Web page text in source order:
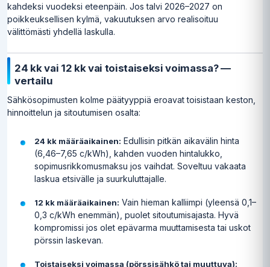
kahdeksi vuodeksi eteenpäin. Jos talvi 2026–2027 on
poikkeuksellisen kylmä, vakuutuksen arvo realisoituu
välittömästi yhdellä laskulla.
24 kk vai 12 kk vai toistaiseksi voimassa? —
vertailu
Sähkösopimusten kolme päätyyppiä eroavat toisistaan keston,
hinnoittelun ja sitoutumisen osalta:
24 kk määräaikainen: Edullisin pitkän aikavälin hinta
(6,46–7,65 c/kWh), kahden vuoden hintalukko,
sopimusrikkomusmaksu jos vaihdat. Soveltuu vakaata
laskua etsivälle ja suurkuluttajalle.
12 kk määräaikainen: Vain hieman kalliimpi (yleensä 0,1–
0,3 c/kWh enemmän), puolet sitoutumisajasta. Hyvä
kompromissi jos olet epävarma muuttamisesta tai uskot
pörssin laskevan.
Toistaiseksi voimassa (pörssisähkö tai muuttuva):